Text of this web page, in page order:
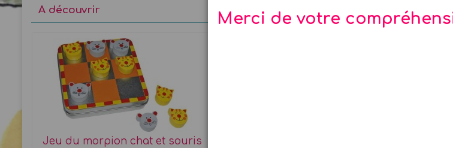
Merci de votre
A découvrir
Jeu du morpion chat et souris